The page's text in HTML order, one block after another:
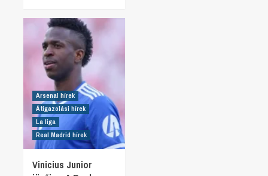
Arsenal hírek
Átigazolási hírek
La liga
Real Madrid hírek
Vinicius Junior